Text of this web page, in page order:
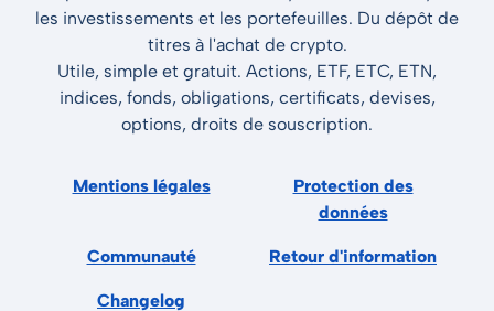
les investissements et les portefeuilles. Du dépôt de
titres à l'achat de crypto.
Utile, simple et gratuit. Actions, ETF, ETC, ETN,
indices, fonds, obligations, certificats, devises,
options, droits de souscription.
Mentions légales
Protection des
données
Communauté Retour d'information
Changelog